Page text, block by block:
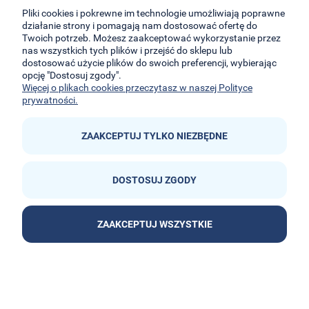
32-050 Skawina
kontakt@e-kidsplanet.com
+48 666-414-390
+48 666-414-383
Pliki cookies i pokrewne im technologie umożliwiają poprawne
działanie strony i pomagają nam dostosować ofertę do
Twoich potrzeb. Możesz zaakceptować wykorzystanie przez
nas wszystkich tych plików i przejść do sklepu lub
dostosować użycie plików do swoich preferencji, wybierając
opcję "Dostosuj zgody".
Więcej o plikach cookies przeczytasz w naszej Polityce
prywatności.
ZAAKCEPTUJ TYLKO NIEZBĘDNE
DOSTOSUJ ZGODY
ZAAKCEPTUJ WSZYSTKIE